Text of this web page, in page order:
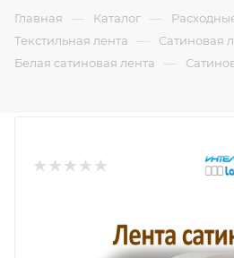
Главная — Каталог —
Текстильная лента — Сатиновая
Белая сатиновая лента —